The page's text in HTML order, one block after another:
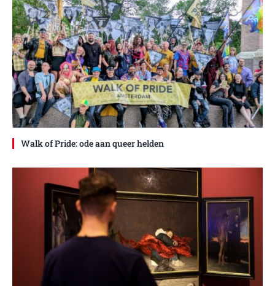
Walk of Pride: ode aan queer helden